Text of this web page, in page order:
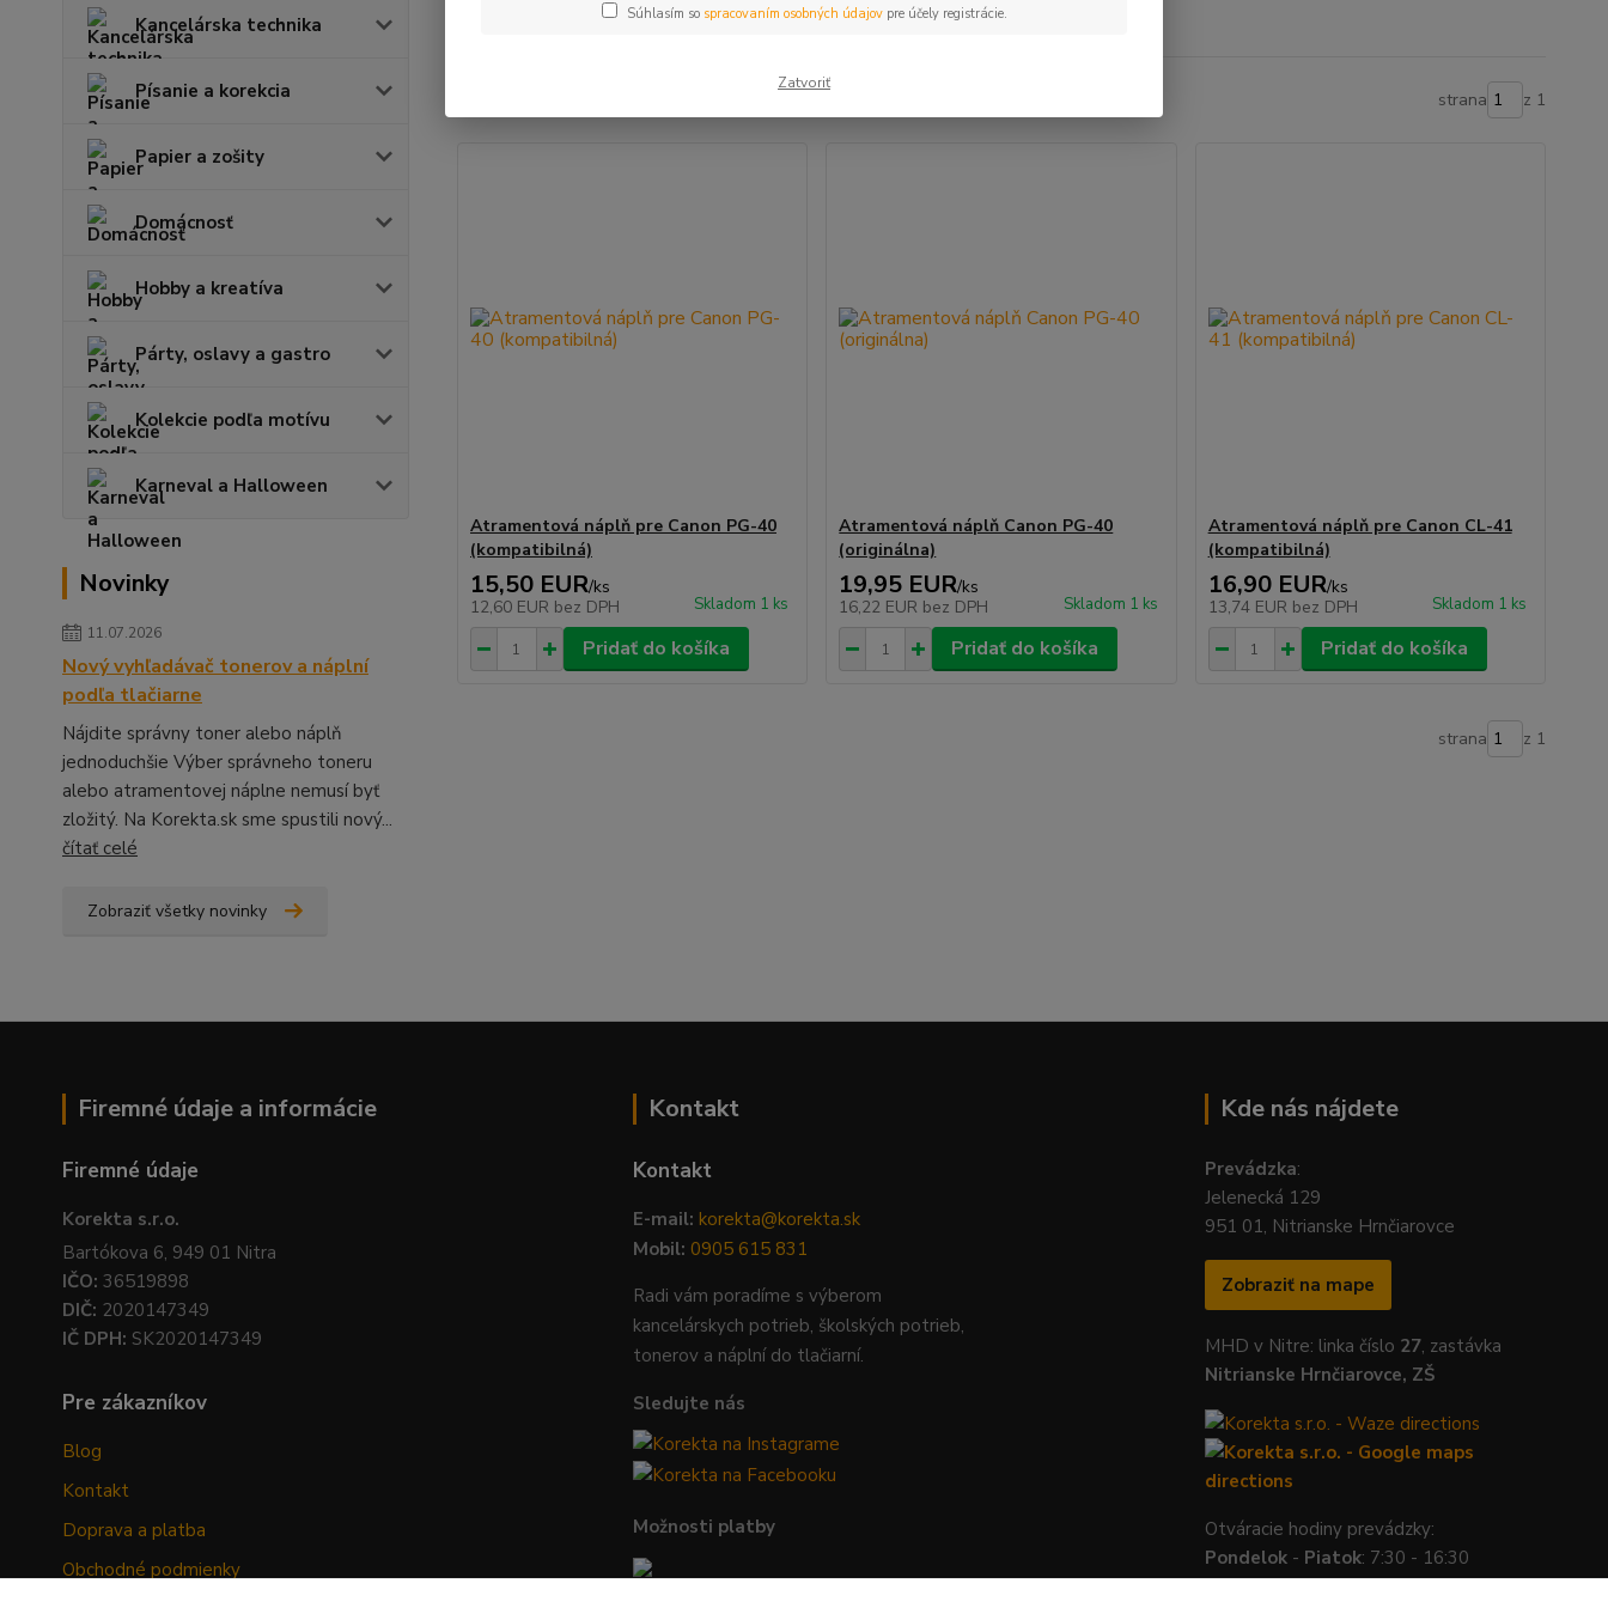
Kancelárska technika
Písanie a korekcia
Papier a zošity
Domácnosť
Hobby a kreatíva
Párty, oslavy a gastro
Kolekcie podľa motívu
Karneval a Halloween
Novinky
11.07.2026
Nový vyhľadávač tonerov a náplní
podľa tlačiarne
Nájdite správny toner alebo náplň
jednoduchšie Výber správneho toneru
alebo atramentovej náplne nemusí byť
zložitý. Na Korekta.sk sme spustili nový...
čítať celé
Zobraziť všetky novinky
strana z 1
Atramentová náplň pre Canon PG-40
(kompatibilná)
15,50 EUR/ks
12,60 EUR bez DPH Skladom 1 ks
Pridať do košíka
Atramentová náplň Canon PG-40
(originálna)
19,95 EUR/ks
16,22 EUR bez DPH Skladom 1 ks
Pridať do košíka
Atramentová náplň pre Canon CL-41
(kompatibilná)
16,90 EUR/ks
13,74 EUR bez DPH Skladom 1 ks
Pridať do košíka
strana z 1
Firemné údaje a informácie
Firemné údaje
Korekta s.r.o.
Bartókova 6, 949 01 Nitra
IČO: 36519898
DIČ: 2020147349
IČ DPH: SK2020147349
Pre zákazníkov
Blog
Kontakt
Doprava a platba
Obchodné podmienky
Kontakt
Kontakt
E-mail: korekta@korekta.sk
Mobil: 0905 615 831
Radi vám poradíme s výberom
kancelárskych potrieb, školských potrieb,
tonerov a náplní do tlačiarní.
Sledujte nás
Možnosti platby
Kde nás nájdete
Prevádzka:
Jelenecká 129
951 01, Nitrianske Hrnčiarovce
Zobraziť na mape
MHD v Nitre: linka číslo 27, zastávka
Nitrianske Hrnčiarovce, ZŠ
Otváracie hodiny prevádzky:
Pondelok - Piatok: 7:30 - 16:30
Súhlasím so spracovaním osobných údajovpre účely registrácie.
Zatvoriť